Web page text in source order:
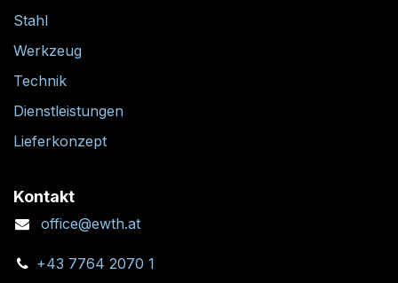
Stahl
Werkzeug
Technik
Dienstleistungen
Lieferkonzept
Kontakt
office@ewth.at
+43 7764 2070 1